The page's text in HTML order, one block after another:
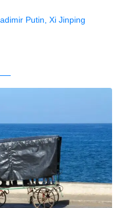
Putin Xi Jinping